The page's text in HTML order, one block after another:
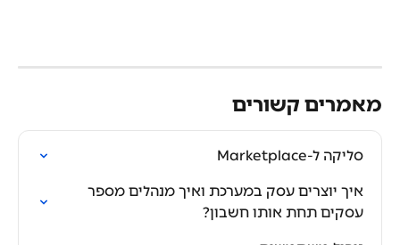
מאמרים קשורים
סליקה ל-Marketplace
איך יוצרים עסק במערכת ואיך מנהלים מספר
עסקים תחת אותו חשבון?